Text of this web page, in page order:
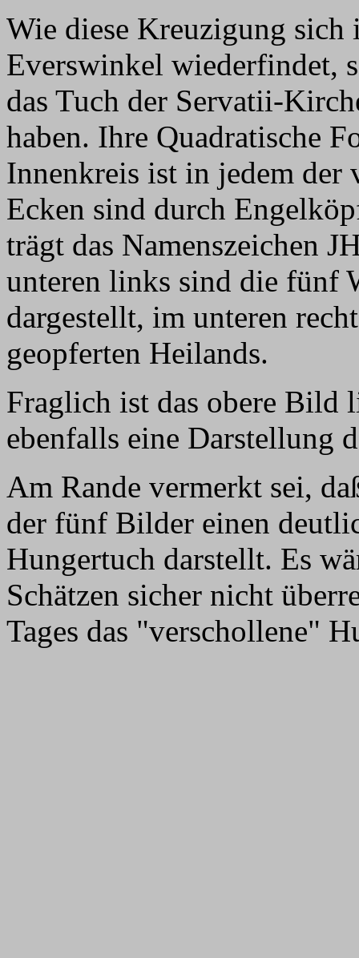
Wie diese Kreuzigung sich
Everswinkel wiederfindet,
das Tuch der Servatii-
haben. Ihre Quadratische
Innenkreis ist in jedem
Ecken sind durch
trägt das Namenszeichen
unteren links sind die fünf
dargestellt, im unteren
geopferten Heilands.
Fraglich ist das obere
ebenfalls eine Darstellung
Am Rande vermerkt sei,
der fünf Bilder einen
Hungertuch darstellt. Es
Schätzen sicher nicht
Tages das "verschollene"